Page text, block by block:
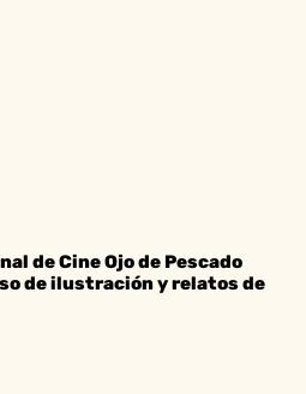
de Cine Ojo de Pescado
de ilustración y relatos de